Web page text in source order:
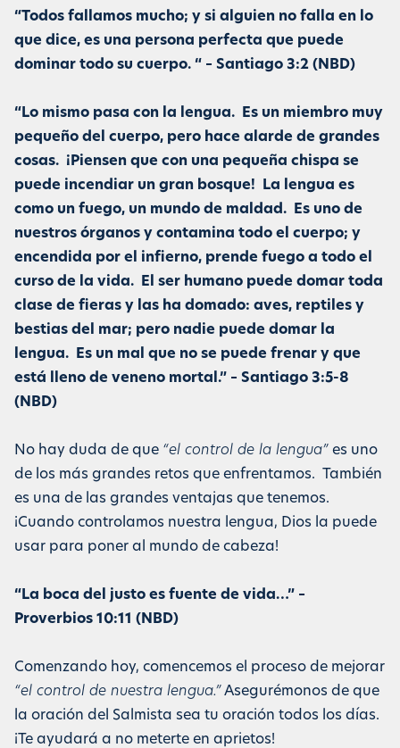
“Todos fallamos mucho; y si alguien no falla en lo
que dice, es una persona perfecta que puede
dominar todo su cuerpo. “ – Santiago 3:2 (NBD)
“Lo mismo pasa con la lengua. Es un miembro muy
pequeño del cuerpo, pero hace alarde de grandes
cosas. ¡Piensen que con una pequeña chispa se
puede incendiar un gran bosque! La lengua es
como un fuego, un mundo de maldad. Es uno de
nuestros órganos y contamina todo el cuerpo; y
encendida por el infierno, prende fuego a todo el
curso de la vida. El ser humano puede domar toda
clase de fieras y las ha domado: aves, reptiles y
bestias del mar; pero nadie puede domar la
lengua. Es un mal que no se puede frenar y que
está lleno de veneno mortal.” – Santiago 3:5-8
(NBD)
No hay duda de que “el control de la lengua” es uno
de los más grandes retos que enfrentamos. También
es una de las grandes ventajas que tenemos.
¡Cuando controlamos nuestra lengua, Dios la puede
usar para poner al mundo de cabeza!
“La boca del justo es fuente de vida…” –
Proverbios 10:11 (NBD)
Comenzando hoy, comencemos el proceso de mejorar
“el control de nuestra lengua.” Asegurémonos de que
la oración del Salmista sea tu oración todos los días.
¡Te ayudará a no meterte en aprietos!